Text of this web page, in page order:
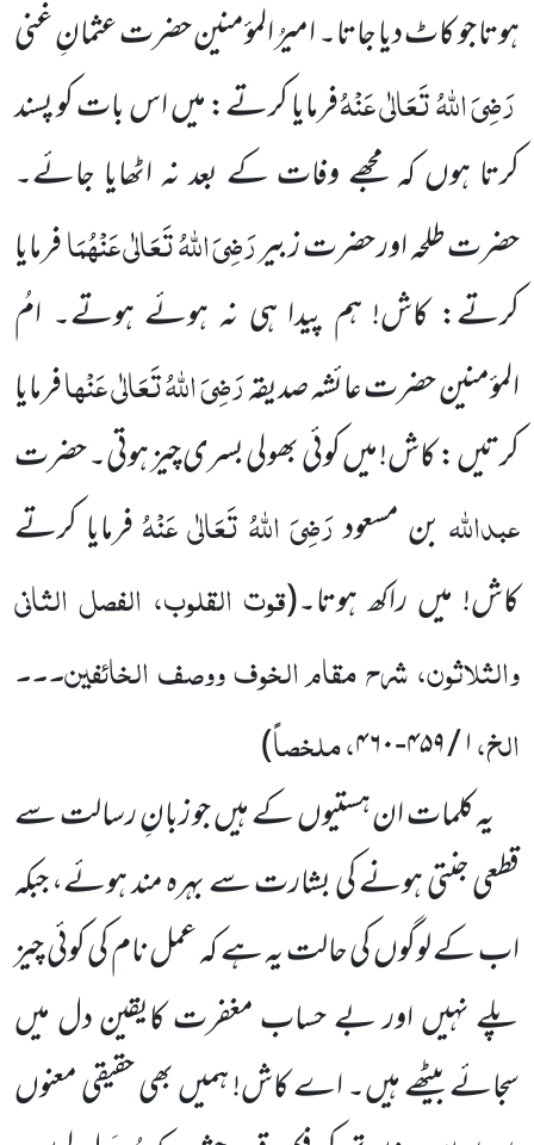
ہوتا جو کاٹ دیا جاتا۔ امیرُ المؤمنین حضرت عثمانِ غنی
رَضِیَ اللہُ تَعَالٰی عَنْہُفرمایا کرتے: میں اس بات کو پسند
کرتا ہوں کہ مجھے وفات کے بعد نہ اٹھایا جائے۔
حضرت طلحہاور حضرت زبیررَضِیَ اللہُ تَعَالٰی عَنْہُمَافرمایا
کرتے: کاش! ہم پیدا ہی نہ ہوئے ہوتے۔ امُ
المؤمنین حضرت عائشہ صدیقہرَضِیَاللہُ تَعَالٰی عَنْہافرمایا
کرتیں : کاش! میں کوئی بھولی بسری چیز ہوتی۔ حضرت
عبداللہ بن مسعودرَضِیَ اللہُ تَعَالٰی عَنْہُفرمایا کرتے
کاش! میں راکھ ہوتا۔(قوت القلوب، الفصل الثانی
والثلاثون، شرح مقام الخوف ووصف الخائفین۔۔۔
الخ،۱/۴۵۹-۴۶۰، ملخصاً)
یہ کلمات ان ہستیوں کے ہیں جو زبانِ رسالت سے
قطعی جنتی ہونے کی بشارت سے بہرہ مند ہوئے، جبکہ
اب کے لوگوں کی حالت یہ ہے کہ عمل نام کی کوئی چیز
پلے نہیں اور بے حساب مغفرت کایقین دل میں
سجائے بیٹھے ہیں۔ اے کاش! ہمیں بھی حقیقی معنوں